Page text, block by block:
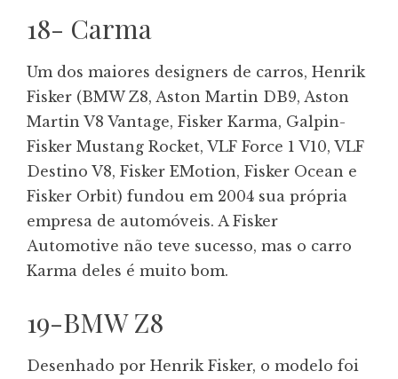
18- Carma
Um dos maiores designers de carros, Henrik
Fisker (BMW Z8, Aston Martin DB9, Aston
Martin V8 Vantage, Fisker Karma, Galpin-
Fisker Mustang Rocket, VLF Force 1 V10, VLF
Destino V8, Fisker EMotion, Fisker Ocean e
Fisker Orbit) fundou em 2004 sua própria
empresa de automóveis. A Fisker
Automotive não teve sucesso, mas o carro
Karma deles é muito bom.
19-BMW Z8
Desenhado por Henrik Fisker, o modelo foi